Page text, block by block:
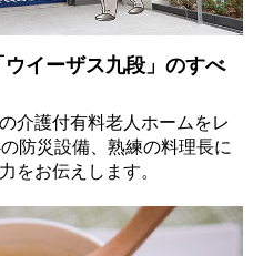
イーザス九段」のすべ
介護付有料老人ホームをレ
防災設備、熟練の料理長に
をお伝えします。